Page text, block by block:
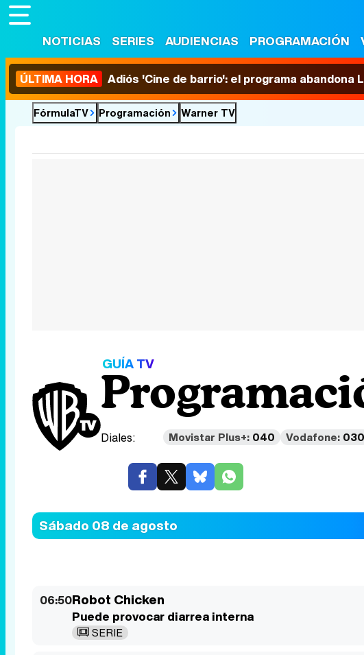
NOTICIAS SERIES AUDIENCIAS PROGRAMACIÓN
ÚLTIMA HORA Adiós 'Cine de barrio': el programa abandona
FórmulaTV Programación Warner TV
GUÍA TV
Diales: Movistar Plus+: 040 Vodafone: 030
Sábado 08 de agosto
06:50Robot Chicken
Puede provocar diarrea interna
SERIE